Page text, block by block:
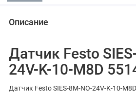
Описание
Датчик Festo
24V-K-10-M8D
Датчик Festo SIES-8M-NO-24V-K-10-